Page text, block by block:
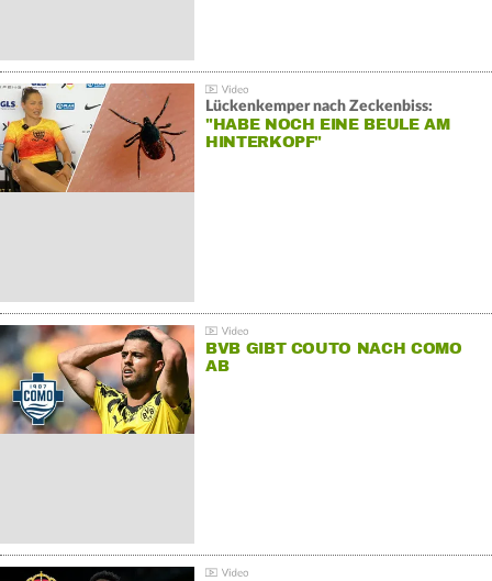
Lückenkemper nach Zeckenbiss:
"HABE NOCH EINE BEULE AM
HINTERKOPF"
BVB GIBT COUTO NACH COMO
AB